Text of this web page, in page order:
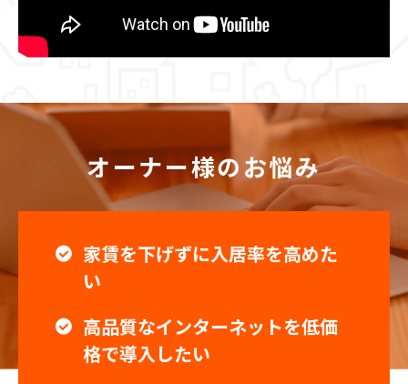
オーナー様のお悩み
家賃を下げずに入居率を高めた
い
高品質なインターネットを低価
格で導入したい